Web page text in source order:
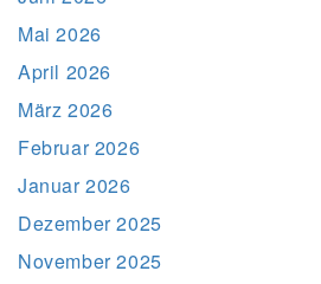
Mai 2026
April 2026
März 2026
Februar 2026
Januar 2026
Dezember 2025
November 2025